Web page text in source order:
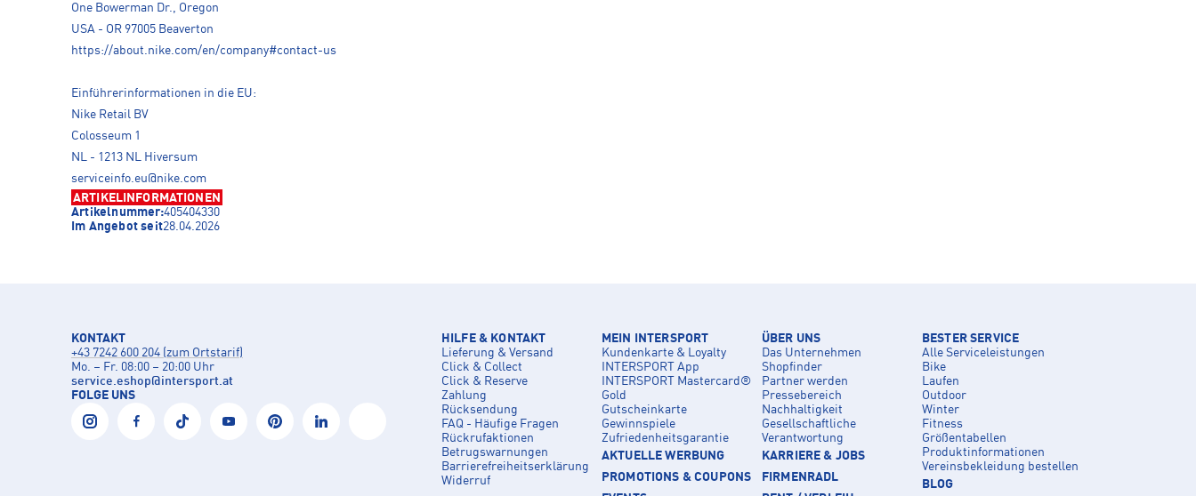
One Bowerman Dr., Oregon
USA - OR 97005 Beaverton
https://about.nike.com/en/company#contact-us
Einführerinformationen in die EU:
Nike Retail BV
Colosseum 1
NL - 1213 NL Hiversum
serviceinfo.eu@nike.com
ARTIKELINFORMATIONEN
Artikelnummer:405404330
Im Angebot seit28.04.2026
KONTAKT
+43 7242 600 204 (zum Ortstarif)
Mo. – Fr. 08:00 – 20:00 Uhr
service.eshop@intersport.at
FOLGE UNS
HILFE & KONTAKT
Lieferung & Versand
Click & Collect
Click & Reserve
Zahlung
Rücksendung
FAQ - Häufige Fragen
Rückrufaktionen
Betrugswarnungen
Barrierefreiheitserklärung
Widerruf
MEIN INTERSPORT
Kundenkarte & Loyalty
INTERSPORT App
INTERSPORT Mastercard®
Gold
Gutscheinkarte
Gewinnspiele
Zufriedenheitsgarantie
AKTUELLE WERBUNG
PROMOTIONS & COUPONS
ÜBER UNS
Das Unternehmen
Shopfinder
Partner werden
Pressebereich
Nachhaltigkeit
Gesellschaftliche
Verantwortung
KARRIERE & JOBS
FIRMENRADL
BESTER SERVICE
Alle Serviceleistungen
Bike
Laufen
Outdoor
Winter
Fitness
Größentabellen
Produktinformationen
Vereinsbekleidung bestellen
BLOG